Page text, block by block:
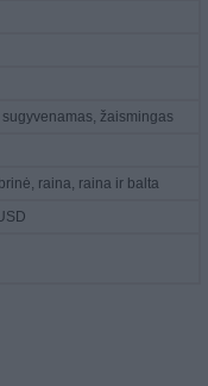
žaismingas
raina, raina ir balta